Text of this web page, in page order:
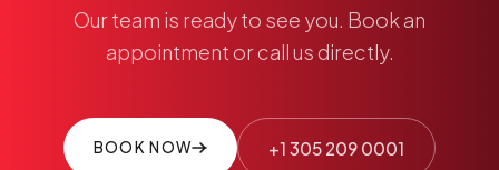
Our team is ready to see you. Book an
appointment or call us directly.
BOOK NOW +1 305 209 0001